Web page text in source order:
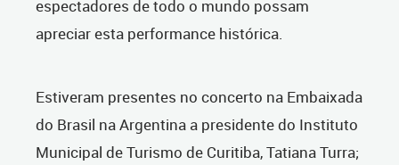
espectadores de todo o mundo possam
apreciar esta performance histórica.
Estiveram presentes no concerto na Embaixada
do Brasil na Argentina a presidente do Instituto
Municipal de Turismo de Curitiba, Tatiana Turra;